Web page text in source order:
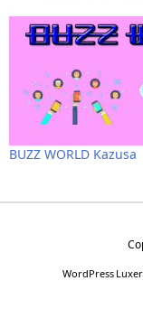
BUZZ WORLD Kazusa
WordPress